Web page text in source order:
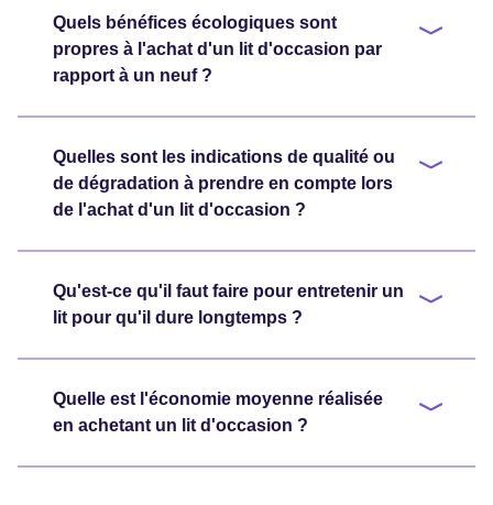
Quels bénéfices écologiques sont
propres à l'achat d'un lit d'occasion par
rapport à un neuf ?
Quelles sont les indications de qualité ou
de dégradation à prendre en compte lors
de l'achat d'un lit d'occasion ?
Qu'est-ce qu'il faut faire pour entretenir un
lit pour qu'il dure longtemps ?
Quelle est l'économie moyenne réalisée
en achetant un lit d'occasion ?